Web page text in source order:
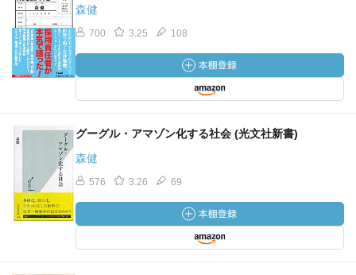
森健
700 3.25 108
グーグル・アマゾン化する社会 (光文社新書)
森健
576 3.26 69